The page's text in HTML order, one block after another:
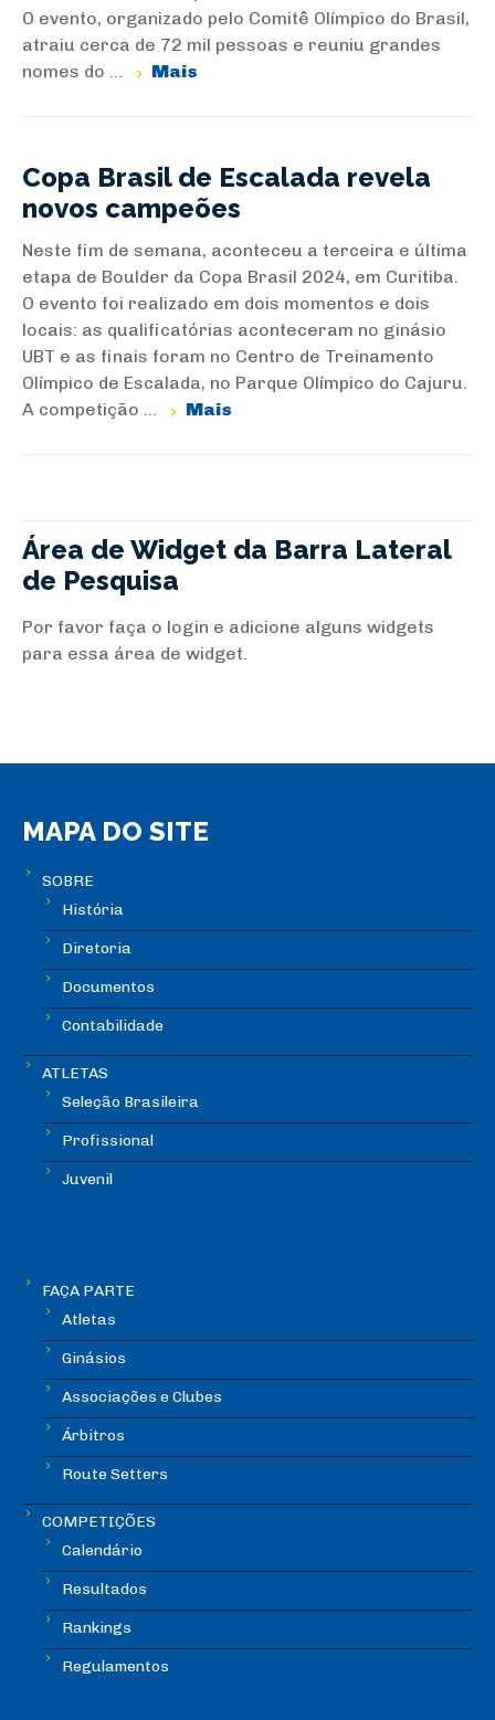
O evento, organizado pelo Comitê Olímpico do Brasil,
atraiu cerca de 72 mil pessoas e reuniu grandes
nomes do ...
Mais
Copa Brasil de Escalada revela
novos campeões
Neste fim de semana, aconteceu a terceira e última
etapa de Boulder da Copa Brasil 2024, em Curitiba.
O evento foi realizado em dois momentos e dois
locais: as qualificatórias aconteceram no ginásio
UBT e as finais foram no Centro de Treinamento
Olímpico de Escalada, no Parque Olímpico do Cajuru.
A competição ...
Mais
Área de Widget da Barra Lateral
de Pesquisa
Por favor faça o login e adicione alguns widgets
para essa área de widget.
MAPA DO SITE
SOBRE
História
Diretoria
Documentos
Contabilidade
ATLETAS
Seleção Brasileira
Profissional
Juvenil
FAÇA PARTE
Atletas
Ginásios
Associações e Clubes
Árbitros
Route Setters
COMPETIÇÕES
Calendário
Resultados
Rankings
Regulamentos